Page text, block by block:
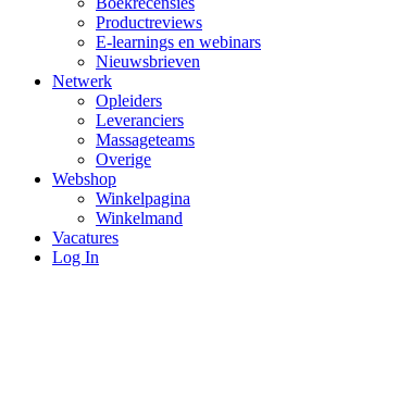
Productreviews
E-learnings en webinars
Nieuwsbrieven
Netwerk
Opleiders
Leveranciers
Massageteams
Overige
Webshop
Winkelpagina
Winkelmand
Vacatures
Log In